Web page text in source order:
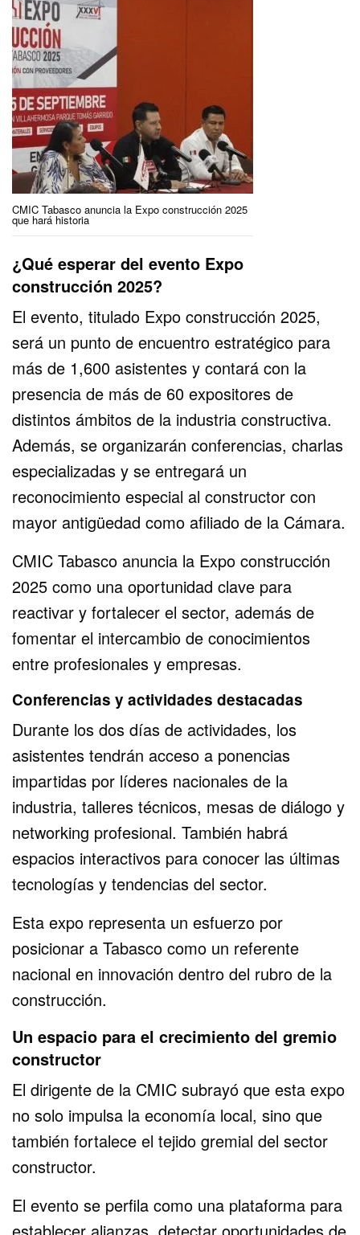
CMIC Tabasco anuncia la Expo construcción 2025
que hará historia
¿Qué esperar del evento Expo
construcción 2025?
El evento, titulado Expo construcción 2025,
será un punto de encuentro estratégico para
más de 1,600 asistentes y contará con la
presencia de más de 60 expositores de
distintos ámbitos de la industria constructiva.
Además, se organizarán conferencias, charlas
especializadas y se entregará un
reconocimiento especial al constructor con
mayor antigüedad como afiliado de la Cámara.
CMIC Tabasco anuncia la Expo construcción
2025 como una oportunidad clave para
reactivar y fortalecer el sector, además de
fomentar el intercambio de conocimientos
entre profesionales y empresas.
Conferencias y actividades destacadas
Durante los dos días de actividades, los
asistentes tendrán acceso a ponencias
impartidas por líderes nacionales de la
industria, talleres técnicos, mesas de diálogo y
networking profesional. También habrá
espacios interactivos para conocer las últimas
tecnologías y tendencias del sector.
Esta expo representa un esfuerzo por
posicionar a Tabasco como un referente
nacional en innovación dentro del rubro de la
construcción.
Un espacio para el crecimiento del gremio
constructor
El dirigente de la CMIC subrayó que esta expo
no solo impulsa la economía local, sino que
también fortalece el tejido gremial del sector
constructor.
El evento se perfila como una plataforma para